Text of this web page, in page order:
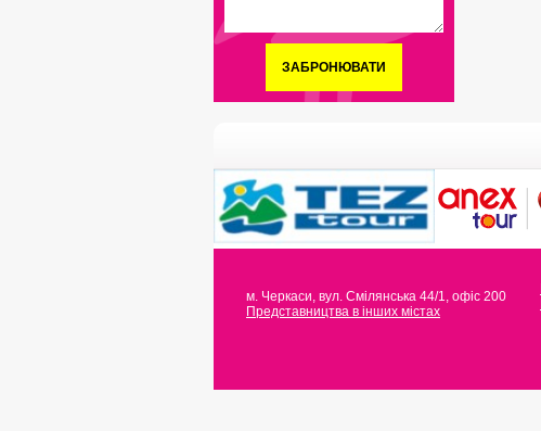
ЗАБРОНЮВАТИ
м. Черкаси, вул. Смілянська 44/1, офіс 200
Представництва в інших містах